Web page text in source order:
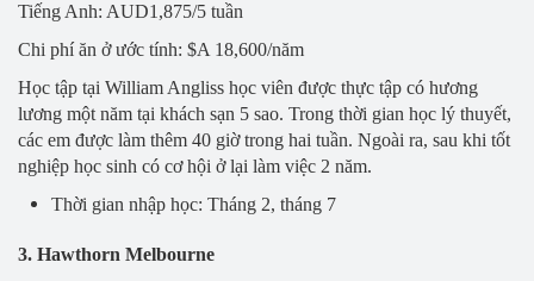
Tiếng Anh: AUD1,875/5 tuần
Chi phí ăn ở ước tính: $A 18,600/năm
Học tập tại William Angliss học viên được thực tập có hương
lương một năm tại khách sạn 5 sao. Trong thời gian học lý thuyết,
các em được làm thêm 40 giờ trong hai tuần. Ngoài ra, sau khi tốt
nghiệp học sinh có cơ hội ở lại làm việc 2 năm.
Thời gian nhập học: Tháng 2, tháng 7
3. Hawthorn Melbourne